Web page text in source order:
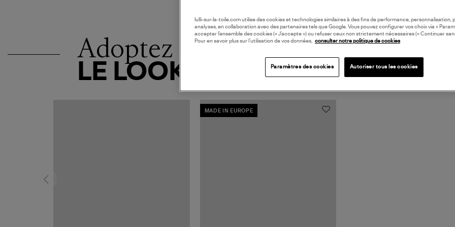
Adoptez
LE LOOK
MADE IN EUROPE
lulli-sur-la-toile.com utilise des cookies et technologies similaires à des fins de performance, personnalisation,
analyses, en collaboration avec des partenaires tels que Google. Vous pouvez configurer vos choix via «
accepter l’ensemble des cookies (« J’accepte ») ou refuser ceux non strictement nécessaires (« Continuer
Pour en savoir plus sur l’utilisation de vos données, consulter notre politique de cookies
Paramètres des cookies Autoriser tous les cookies